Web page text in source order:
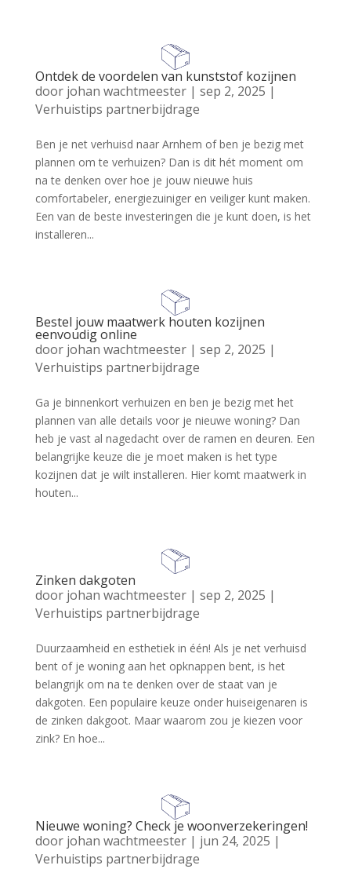
Ontdek de voordelen van kunststof kozijnen
door johan wachtmeester| sep 2, 2025 |
Verhuistips partnerbijdrage
Ben je net verhuisd naar Arnhem of ben je bezig met
plannen om te verhuizen? Dan is dit hét moment om
na te denken over hoe je jouw nieuwe huis
comfortabeler, energiezuiniger en veiliger kunt maken.
Een van de beste investeringen die je kunt doen, is het
installeren...
Bestel jouw maatwerk houten kozijnen
eenvoudig online
door johan wachtmeester| sep 2, 2025 |
Verhuistips partnerbijdrage
Ga je binnenkort verhuizen en ben je bezig met het
plannen van alle details voor je nieuwe woning? Dan
heb je vast al nagedacht over de ramen en deuren. Een
belangrijke keuze die je moet maken is het type
kozijnen dat je wilt installeren. Hier komt maatwerk in
houten...
Zinken dakgoten
door johan wachtmeester| sep 2, 2025 |
Verhuistips partnerbijdrage
Duurzaamheid en esthetiek in één! Als je net verhuisd
bent of je woning aan het opknappen bent, is het
belangrijk om na te denken over de staat van je
dakgoten. Een populaire keuze onder huiseigenaren is
de zinken dakgoot. Maar waarom zou je kiezen voor
zink? En hoe...
Nieuwe woning? Check je woonverzekeringen!
door johan wachtmeester| jun 24, 2025 |
Verhuistips partnerbijdrage